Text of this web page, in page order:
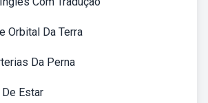
Orbital Da Terra
Da Perna
Estar